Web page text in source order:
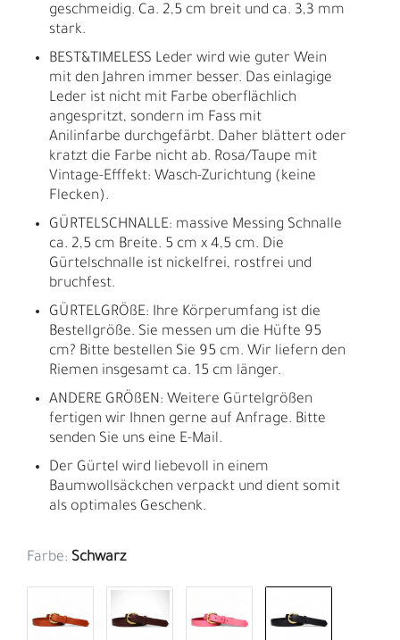
geschmeidig. Ca. 2,5 cm breit und ca. 3,3 mm
stark.
BEST&TIMELESS Leder wird wie guter Wein
mit den Jahren immer besser. Das einlagige
Leder ist nicht mit Farbe oberflächlich
angespritzt, sondern im Fass mit
Anilinfarbe durchgefärbt. Daher blättert oder
kratzt die Farbe nicht ab. Rosa/Taupe mit
Vintage-Efffekt: Wasch-Zurichtung (keine
Flecken).
GÜRTELSCHNALLE: massive Messing Schnalle
ca. 2,5 cm Breite. 5 cm x 4,5 cm. Die
Gürtelschnalle ist nickelfrei, rostfrei und
bruchfest.
GÜRTELGRÖßE: Ihre Körperumfang ist die
Bestellgröße. Sie messen um die Hüfte 95
cm? Bitte bestellen Sie 95 cm. Wir liefern den
Riemen insgesamt ca. 15 cm länger.
ANDERE GRÖßEN: Weitere Gürtelgrößen
fertigen wir Ihnen gerne auf Anfrage. Bitte
senden Sie uns eine E-Mail.
Der Gürtel wird liebevoll in einem
Baumwollsäckchen verpackt und dient somit
als optimales Geschenk.
Farbe: Schwarz